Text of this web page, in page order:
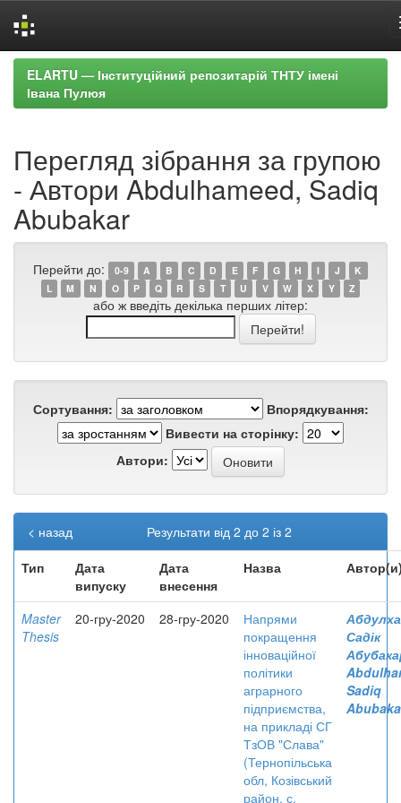
Skip
navigation
ELARTU — Інституційний репозитарій ТНТУ імені
Івана Пулюя
Перегляд зібрання за групою
- Автори Abdulhameed, Sadiq
Abubakar
Перейти до: 0-9 A B C D E F G H I J
K
L
M N O P Q R S T U V W X Y Z
або ж введіть декілька перших літер:
Сортування:
Впорядкування:
Вивести на сторінку:
Автори:
Результати від 2 до 2 із 2
< назад
Тип
Дата
випуску
Дата
внесення
Назва
Master
Thesis
20-гру-2020 28-гру-2020
Напрями
покращення
інноваційної
політики
аграрного
підприємства,
на прикладі СГ
ТзОВ "Слава"
(Тернопільська
обл, Козівський
район, с.
Садік
Sadiq